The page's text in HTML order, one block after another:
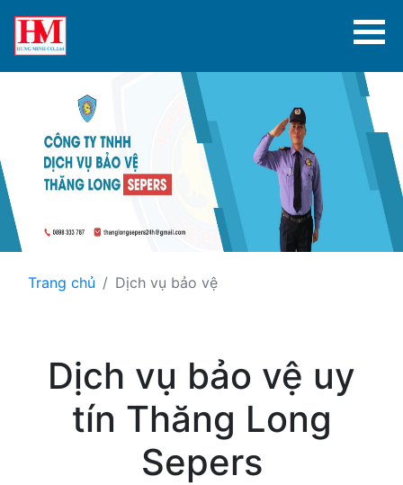
Trang chủ Dịch vụ bảo vệ
Dịch vụ bảo vệ uy
tín Thăng Long
Sepers